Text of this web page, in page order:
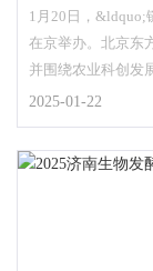
1月20日，&ldquo;
在京举办。北京东
并围绕农业科创发
2025-01-22